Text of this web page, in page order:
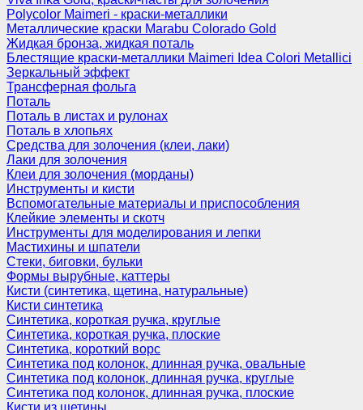
Polycolor Maimeri - краски-металлики
Металлические краски Marabu Colorado Gold
Жидкая бронза, жидкая поталь
Блестящие краски-металлики Maimeri Idea Colori Metallici
Зеркальный эффект
Трансферная фольга
Поталь
Поталь в листах и рулонах
Поталь в хлопьях
Средства для золочения (клеи, лаки)
Лаки для золочения
Клеи для золочения (морданы)
Инструменты и кисти
Вспомогательные материалы и приспособления
Клейкие элементы и скотч
Инструменты для моделирования и лепки
Мастихины и шпатели
Стеки, биговки, бульки
Формы вырубные, каттеры
Кисти (синтетика, щетина, натуральные)
Кисти синтетика
Синтетика, короткая ручка, круглые
Синтетика, короткая ручка, плоские
Синтетика, короткий ворс
Синтетика под колонок, длинная ручка, овальные
Синтетика под колонок, длинная ручка, круглые
Синтетика под колонок, длинная ручка, плоские
Кисти из щетины